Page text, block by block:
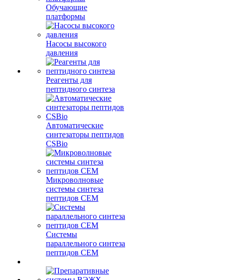
Обучающие
платформы
Насосы высокого
давления
Реагенты для
пептидного синтеза
Автоматические
синтезаторы пептидов
CSBio
Микроволновые
системы синтеза
пептидов CEM
Системы
параллельного синтеза
пептидов CEM